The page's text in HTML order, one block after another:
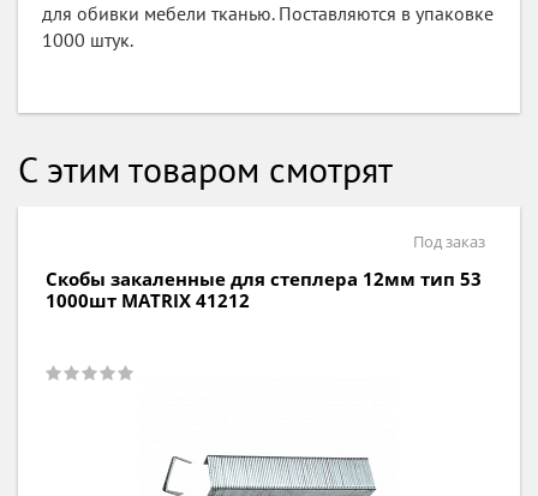
для обивки мебели тканью. Поставляются в упаковке
1000 штук.
С этим товаром смотрят
Под заказ
Скобы закаленные для степлера 12мм тип 53
1000шт MATRIX 41212